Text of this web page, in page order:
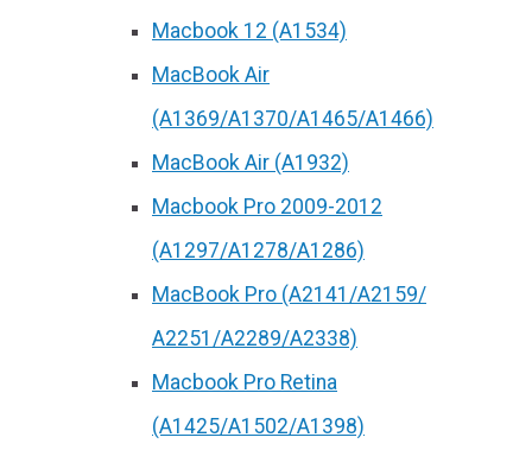
Macbook 12 (А1534)
MacBook Air
(A1369/A1370/A1465/A1466)
MacBook Air (A1932)
Macbook Pro 2009-2012
(A1297/A1278/A1286)
MacBook Pro (А2141/А2159/
А2251/A2289/A2338)
Macbook Pro Retina
(А1425/A1502/A1398)